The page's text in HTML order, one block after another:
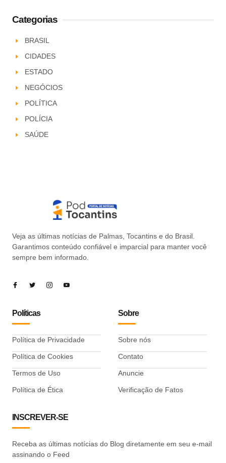
Categorias
BRASIL
CIDADES
ESTADO
NEGÓCIOS
POLÍTICA
POLÍCIA
SAÚDE
Veja as últimas notícias de Palmas, Tocantins e do Brasil.
Garantimos conteúdo confiável e imparcial para manter você
sempre bem informado.
Políticas
Política de Privacidade
Política de Cookies
Termos de Uso
Política de Ética
Sobre
Sobre nós
Contato
Anuncie
Verificação de Fatos
INSCREVER-SE
Receba as últimas notícias do Blog diretamente em seu e-mail
assinando o Feed